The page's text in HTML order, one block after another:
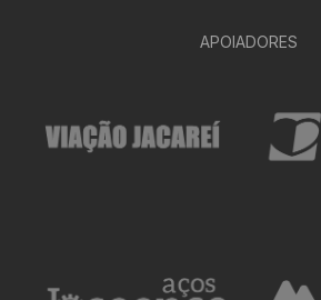
APOIADORES